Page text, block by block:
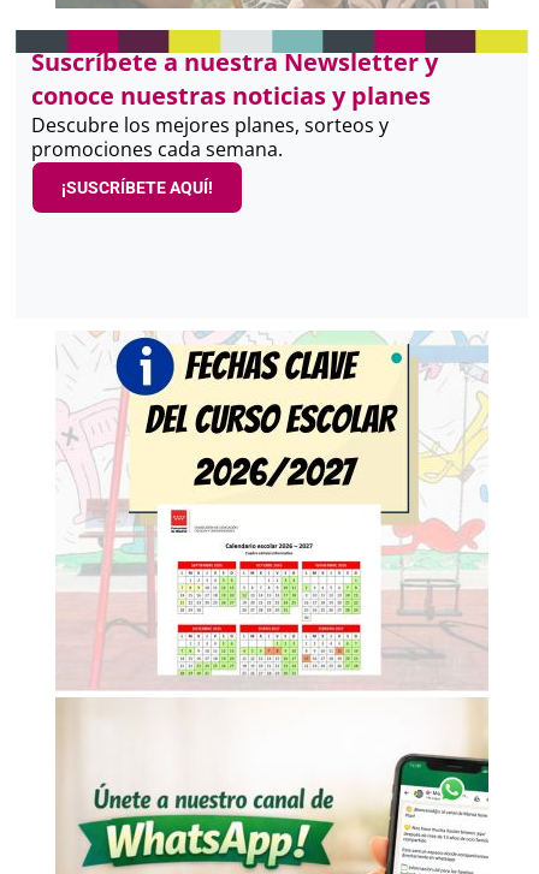
Suscríbete a nuestra Newsletter y
conoce nuestras noticias y planes
Descubre los mejores planes, sorteos y
promociones cada semana.
¡SUSCRÍBETE AQUÍ!